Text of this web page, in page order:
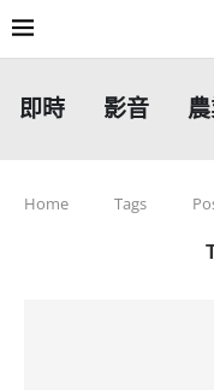
即時 影音
Home Tags